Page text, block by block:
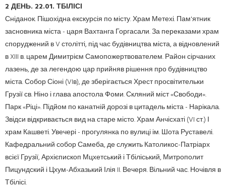
2 ДЕНЬ. 22.01. ТБІЛІСІ
Сніданок.Пішохідна екскурсія по місту.Храм Метехі.Пам'ятник
засновника міста - царя Вахтанга Горгасали.За переказами храм
споруджений в V столітті, під час будівництва міста, а відновлений
в XIII в.царем Димитрієм Самопожертвователем.Район сірчаних
лазень, де за легендою цар прийняв рішення про будівництво
міста.Собор Сіоні (VIв), де зберігається Хрест просвітительки
Грузії св.Ніно і глава апостола Фоми.Скляний міст «Свободи».
Парк «Ріці».Підйом по канатній дорозі в цитадель міста - Нарікала.
Звідси відкривається вид на старе місто.Храм Анчісхаті (VI ст.) І
храм Кашветі.Увечері - прогулянка по вулиці ім.Шота Руставелі.
Кафедральний собор Самеба, де служить Католикос-Патріарх
всієї Грузії, Архієпископ Мцхетський і Тбіліський, Митрополит
Пицундский і Цхум-Абхазький Ілія II.Вечеря.Вільний час.Ночівля в
Тбілісі.